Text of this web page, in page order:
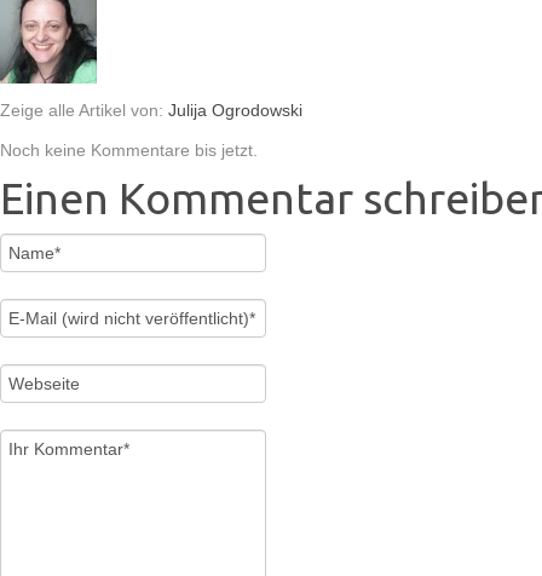
Zeige alle Artikel von: Julija Ogrodowski
Noch keine Kommentare bis jetzt.
Einen Kommentar